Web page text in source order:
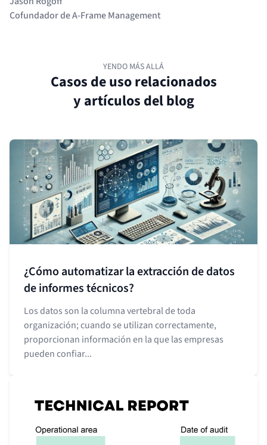
Cofundador de A-Frame Management
YENDO MÁS ALLÁ
Casos de uso relacionados
y artículos del blog
¿Cómo automatizar la extracción de datos
de informes técnicos?
Los datos son la columna vertebral de toda
organización; cuando se utilizan correctamente,
proporcionan información en la que las empresas
pueden confiar...